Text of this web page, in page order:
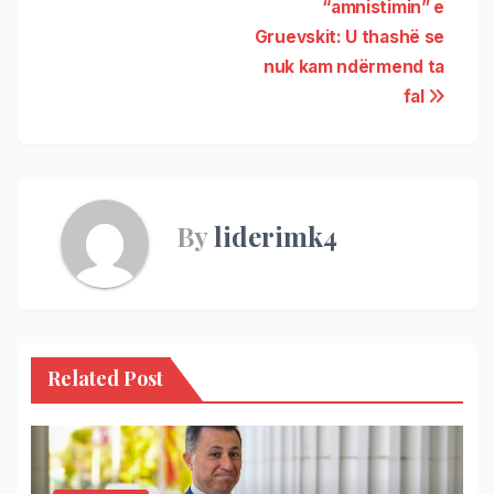
“amnistimin” e
Gruevskit: U thashë se
nuk kam ndërmend ta
fal
Byliderimk4
Related Post